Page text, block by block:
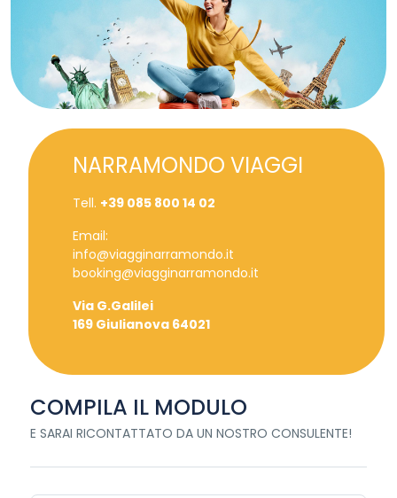
NARRAMONDO VIAGGI
Tell. +39 085 800 14 02
Email:
info@viagginarramondo.it
booking@viagginarramondo.it
Via G.Galilei
169 Giulianova 64021
COMPILA IL MODULO
E SARAI RICONTATTATO DA UN NOSTRO CONSULENTE!​